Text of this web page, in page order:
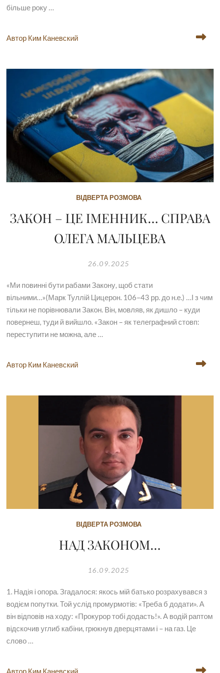
більше року …
Автор Ким Каневский
ВІДВЕРТА РОЗМОВА
ЗАКОН – ЦЕ ІМЕННИК… СПРАВА
ОЛЕГА МАЛЬЦЕВА
26.09.2025
«Ми повинні бути рабами Закону, щоб стати
вільними…»(Марк Туллій Цицерон. 106–43 рр. до н.е.) …І з чим
тільки не порівнювали Закон. Він, мовляв, як дишло – куди
повернеш, туди й вийшло. «Закон – як телеграфний стовп:
переступити не можна, але …
Автор Ким Каневский
ВІДВЕРТА РОЗМОВА
НАД ЗАКОНОМ…
16.09.2025
1. Надія і опора. Згадалося: якось мій батько розрахувався з
водієм попутки. Той услід промурмотів: «Треба б додати». А
він відповів на ходу: «Прокурор тобі додасть!». А водій раптом
відскочив углиб кабіни, грюкнув дверцятами і – на газ. Це
слово …
Автор Ким Каневский